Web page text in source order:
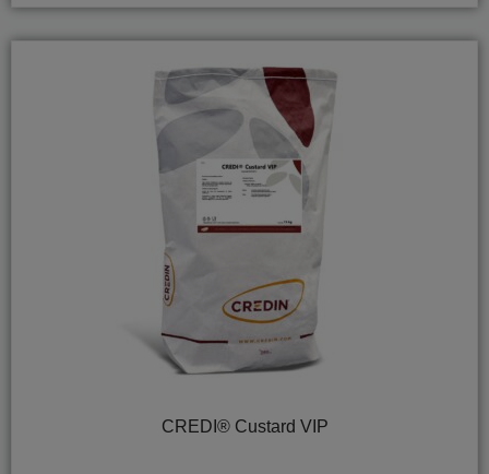
CREDI® Custard VIP